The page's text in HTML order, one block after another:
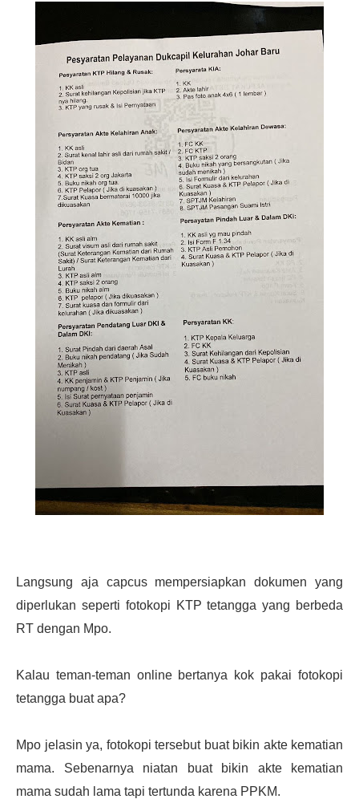
Langsung aja capcus mempersiapkan dokumen yang
diperlukan seperti fotokopi KTP tetangga yang berbeda
RT dengan Mpo.
Kalau teman-teman online bertanya kok pakai fotokopi
tetangga buat apa?
Mpo jelasin ya, fotokopi tersebut buat bikin akte kematian
mama. Sebenarnya niatan buat bikin akte kematian
mama sudah lama tapi tertunda karena PPKM.